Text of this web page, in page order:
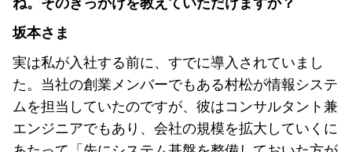
坂本さま
実は私が入社する前に、すでに導入されていまし
た。当社の創業メンバーでもある村松が情報システ
ムを担当していたのですが、彼はコンサルタント兼
エンジニアでもあり、会社の規模を拡大していくに